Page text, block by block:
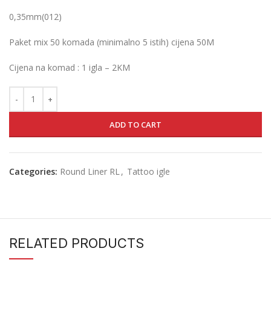
0,35mm(012)
Paket mix 50 komada (minimalno 5 istih) cijena 50M
Cijena na komad : 1 igla – 2KM
ADD TO CART
Categories: Round Liner RL , Tattoo igle
RELATED PRODUCTS